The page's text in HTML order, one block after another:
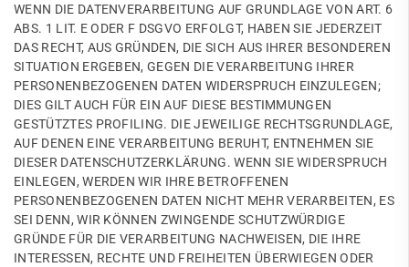
WENN DIE DATENVERARBEITUNG AUF GRUNDLAGE VON ART. 6
ABS. 1 LIT. E ODER F DSGVO ERFOLGT, HABEN SIE JEDERZEIT
DAS RECHT, AUS GRÜNDEN, DIE SICH AUS IHRER BESONDEREN
SITUATION ERGEBEN, GEGEN DIE VERARBEITUNG IHRER
PERSONENBEZOGENEN DATEN WIDERSPRUCH EINZULEGEN;
DIES GILT AUCH FÜR EIN AUF DIESE BESTIMMUNGEN
GESTÜTZTES PROFILING. DIE JEWEILIGE RECHTSGRUNDLAGE,
AUF DENEN EINE VERARBEITUNG BERUHT, ENTNEHMEN SIE
DIESER DATENSCHUTZERKLÄRUNG. WENN SIE WIDERSPRUCH
EINLEGEN, WERDEN WIR IHRE BETROFFENEN
PERSONENBEZOGENEN DATEN NICHT MEHR VERARBEITEN, ES
SEI DENN, WIR KÖNNEN ZWINGENDE SCHUTZWÜRDIGE
GRÜNDE FÜR DIE VERARBEITUNG NACHWEISEN, DIE IHRE
INTERESSEN, RECHTE UND FREIHEITEN ÜBERWIEGEN ODER